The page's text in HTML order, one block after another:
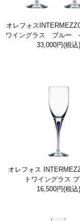
オレフォス
ワイングラス ブルー
33,000円(税込)
オレフォス
トワイングラス
16,500円(税込)